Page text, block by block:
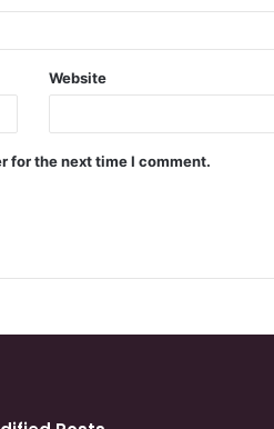
Website
for the next time I comment.